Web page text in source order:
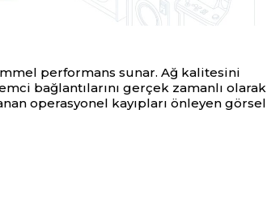
performans sunar. Ağ kalitesini
bağlantılarını gerçek zamanlı olarak
operasyonel kayıpları önleyen görsel